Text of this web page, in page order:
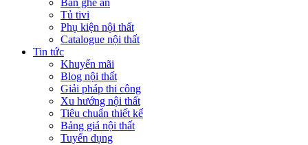
Bàn ghế ăn
Tủ tivi
Phụ kiện nội thất
Catalogue nội thất
Tin tức
Khuyến mãi
Blog nội thất
Giải pháp thi công
Xu hướng nội thất
Tiêu chuẩn thiết kế
Bảng giá nội thất
Tuyển dụng